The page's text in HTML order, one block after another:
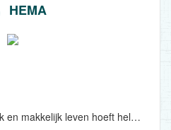
HEMA
Welkom bij HEMA. Een leuk en makkelijk leven hoeft helemaal niet duur te zijn, vindt HEMA...